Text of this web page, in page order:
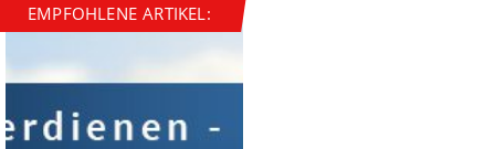
EMPFOHLENE ARTIKEL: